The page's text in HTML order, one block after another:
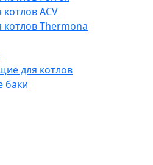
ACV
котлов Thermona
для котлов
баки